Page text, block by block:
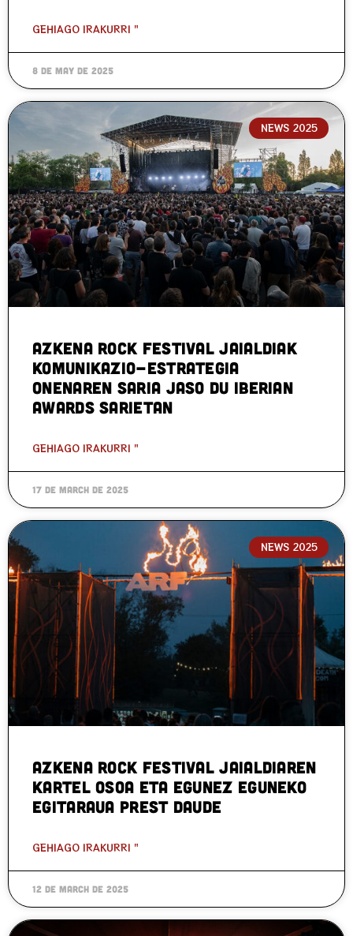
GEHIAGO IRAKURRI "
8 de May de 2025
NEWS 2025
AZKENA ROCK FESTIVAL JAIALDIAK
KOMUNIKAZIO-ESTRATEGIA
ONENAREN SARIA JASO DU IBERIAN
AWARDS SARIETAN
GEHIAGO IRAKURRI "
17 de March de 2025
NEWS 2025
Azkena Rock Festival jaialdiaren
kartel osoa eta egunez eguneko
egitaraua prest daude
GEHIAGO IRAKURRI "
12 de March de 2025